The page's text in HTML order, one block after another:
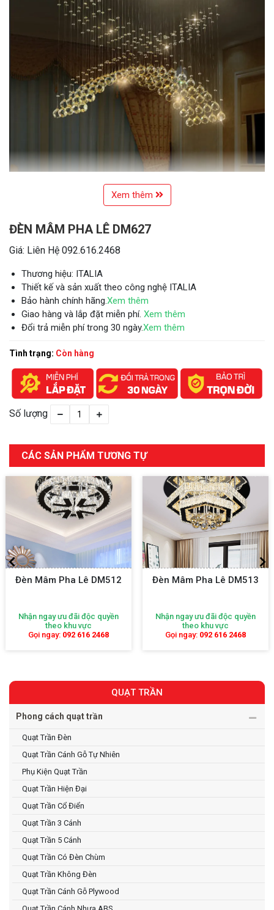
Xem thêm
ĐÈN MÂM PHA LÊ DM627
Giá: Liên Hệ 092.616.2468
Thương hiệu: ITALIA
Thiết kế và sản xuất theo công nghệ ITALIA
Bảo hành chính hãng.Xem thêm
Giao hàng và lắp đặt miễn phí. Xem thêm
Đổi trả miễn phí trong 30 ngày.Xem thêm
Tình trạng: Còn hàng
Số lượng
CÁC SẢN PHẨM TƯƠNG TỰ
quyền
Đèn Mâm Pha Lê DM513
Nhận ngay ưu đãi độc quyền
Gọi ngay:
Đèn Mâm Pha
Nhận ngay ưu đãi
Gọi ngay:
QUẠT TRẦN
Phong cách quạt trần
Quạt Trần Đèn
Quạt Trần Cánh Gỗ Tự Nhiên
Phụ Kiện Quạt Trần
Quạt Trần Hiện Đại
Quạt Trần Cổ Điển
Quạt Trần 3 Cánh
Quạt Trần 5 Cánh
Quạt Trần Có Đèn Chùm
Quạt Trần Không Đèn
Quạt Trần Cánh Gỗ Plywood